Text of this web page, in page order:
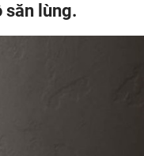
săn lùng.